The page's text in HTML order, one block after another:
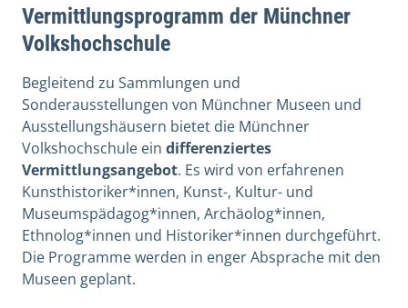
Vermittlungsprogramm der Münchner
Volkshochschule
Begleitend zu Sammlungen und
Sonderausstellungen von Münchner Museen und
Ausstellungshäusern bietet die Münchner
Volkshochschule ein differenziertes
Vermittlungsangebot. Es wird von erfahrenen
Kunsthistoriker*innen, Kunst-, Kultur- und
Museumspädagog*innen, Archäolog*innen,
Ethnolog*innen und Historiker*innen durchgeführt.
Die Programme werden in enger Absprache mit den
Museen geplant.